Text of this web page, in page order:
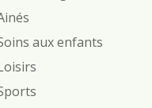
aux enfants